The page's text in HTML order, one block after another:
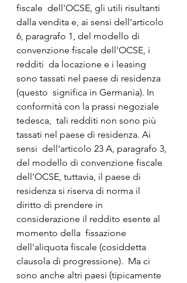
fiscale  dell'OCSE, gli utili risultanti
dalla vendita e, ai sensi dell'articolo
6, paragrafo 1, del modello di
convenzione fiscale dell'OCSE, i
redditi  da locazione e i leasing
sono tassati nel paese di residenza
(questo  significa in Germania). In
conformità con la prassi negoziale
tedesca,  tali redditi non sono più
tassati nel paese di residenza. Ai
sensi  dell'articolo 23 A, paragrafo 3,
del modello di convenzione fiscale
dell'OCSE, tuttavia, il paese di
residenza si riserva di norma il
diritto di prendere in
considerazione il reddito esente al
momento della  fissazione
dell'aliquota fiscale (cosiddetta
clausola di progressione).  Ma ci
sono anche altri paesi (tipicamente